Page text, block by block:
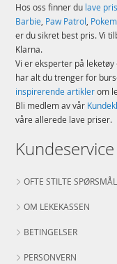
Hos oss finner du lave
Barbie, Paw Patrol,
er du sikret best pris. Vi
Klarna.
Vi er eksperter på
har alt du trenger for
inspirerende artiklerom
Bli medlem av vår
våre allerede lave priser.
Kundeservice
OFTE STILTE SPØRSMÅL
OM LEKEKASSEN
BETINGELSER
PERSONVERN